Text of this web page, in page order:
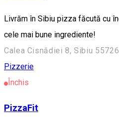
Livrăm în Sibiu pizza făcută cu
cele mai bune ingrediente!
Calea Cisnădiei 8, Sibiu
Pizzerie
Închis
PizzaFit